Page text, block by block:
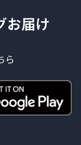
お届け
ら